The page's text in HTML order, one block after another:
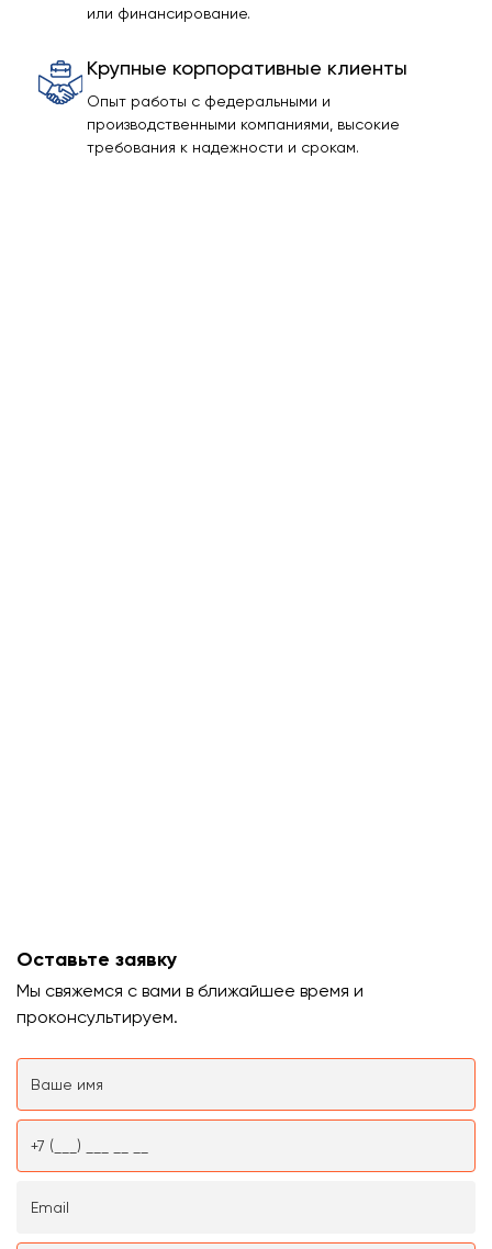
или финансирование.
Крупные корпоративные клиенты
Опыт работы с федеральными и
производственными компаниями, высокие
требования к надежности и срокам.
Оставьте заявку
Мы свяжемся с вами в ближайшее время и
проконсультируем.